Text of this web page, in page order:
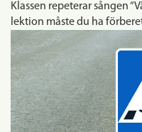
Klassen repeterar sången
lektion måste du ha